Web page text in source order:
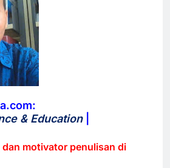
& Education|
motivator penulisan di